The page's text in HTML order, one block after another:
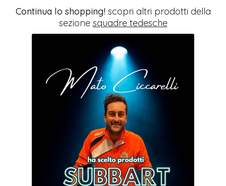
Continua lo shopping!scopri altri prodotti della
sezione squadre tedesche